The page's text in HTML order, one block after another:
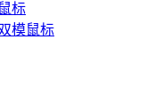
标
模鼠标